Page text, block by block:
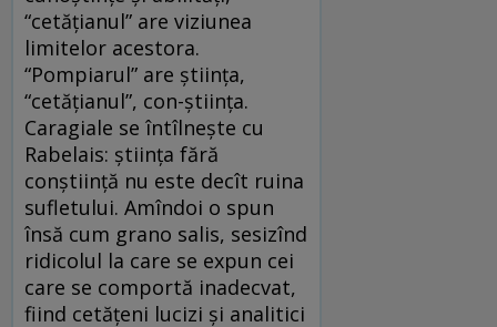
“cetăţianul” are viziunea
limitelor acestora.
“Pompiarul” are ştiinţa,
“cetăţianul”, con-ştiinţa.
Caragiale se întîlneşte cu
Rabelais: ştiinţa fără
conştiinţă nu este decît ruina
sufletului. Amîndoi o spun
însă cum grano salis, sesizînd
ridicolul la care se expun cei
care se comportă inadecvat,
fiind cetăţeni lucizi şi analitici